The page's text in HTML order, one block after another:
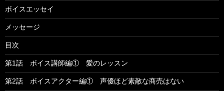
ボイスエッセイ
メッセージ
目次
第1話 ボイス講師編① 愛のレッスン
第2話 ボイスアクター編① 声優ほど素敵な商売はない